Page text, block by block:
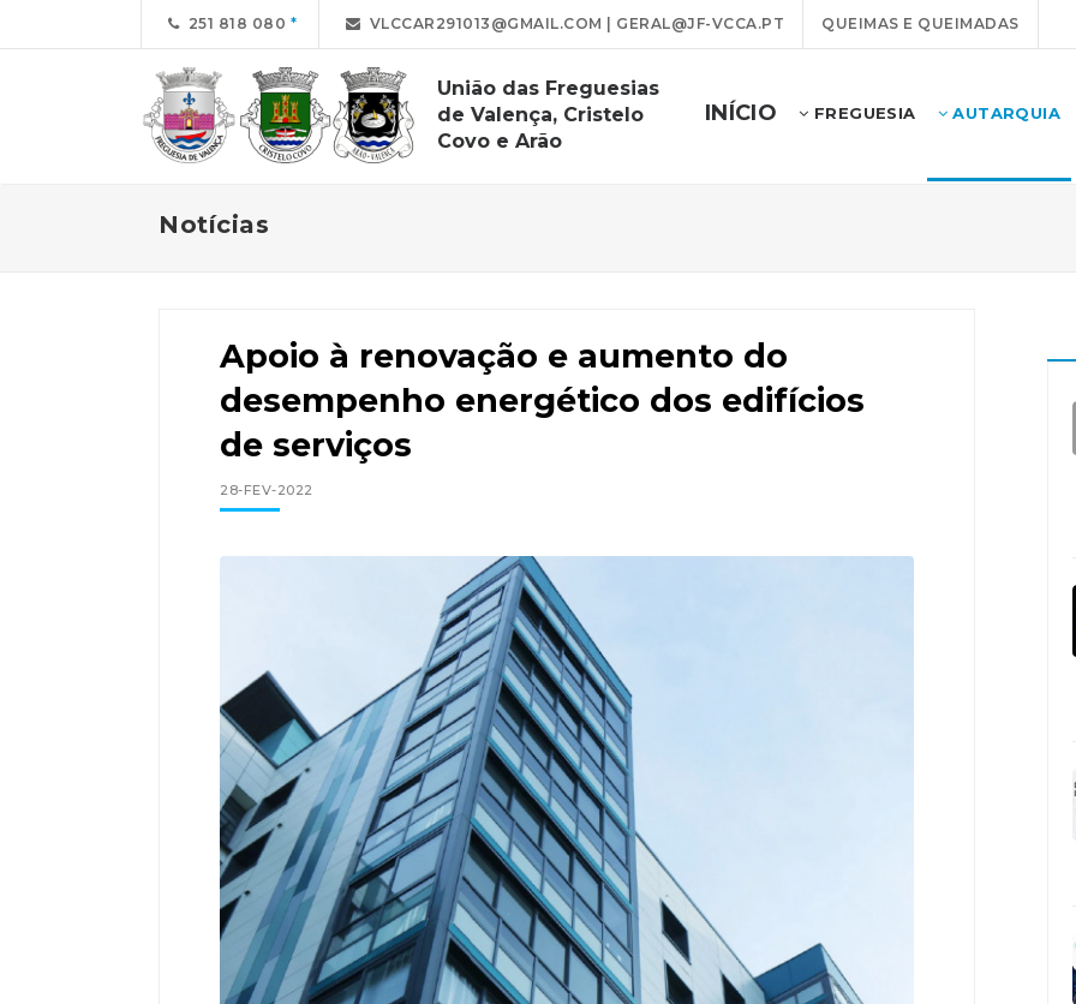
251 818 080 VLCCAR291013@GMAIL.COM | GERAL@JF-VCCA.PT QUEIMAS E QUEIMADAS
União das Freguesias
de Valença, Cristelo
Covo e Arão
INÍCIO FREGUESIA AUTARQUIA
Notícias
Apoio à renovação e aumento do
desempenho energético dos edifícios
de serviços
28-FEV-2022